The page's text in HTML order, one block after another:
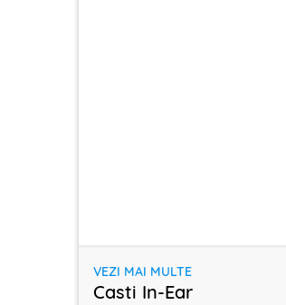
VEZI MAI MULTE
Casti In-Ear